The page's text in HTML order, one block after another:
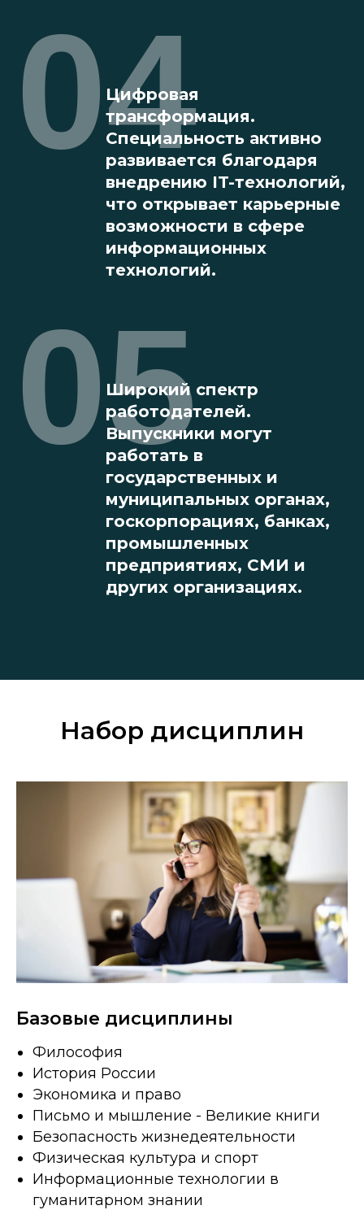
Цифровая
трансформация.
Специальность активно
развивается благодаря
внедрению IT-технологий,
что открывает карьерные
возможности в сфере
информационных
технологий.
04
Широкий спектр
работодателей.
Выпускники могут
работать в
государственных и
муниципальных органах,
госкорпорациях, банках,
промышленных
предприятиях, СМИ и
других организациях.
05
Набор дисциплин
Базовые дисциплины
Философия
История России
Экономика и право
Письмо и мышление - Великие книги
Безопасность жизнедеятельности
Физическая культура и спорт
Информационные технологии в
гуманитарном знании